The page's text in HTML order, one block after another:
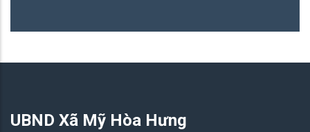
UBND Xã Mỹ Hòa Hưng